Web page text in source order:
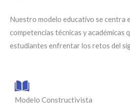
Nuestro modelo educativo se centra
competencias técnicas y académicas
estudiantes enfrentar los retos del
Modelo Constructivista